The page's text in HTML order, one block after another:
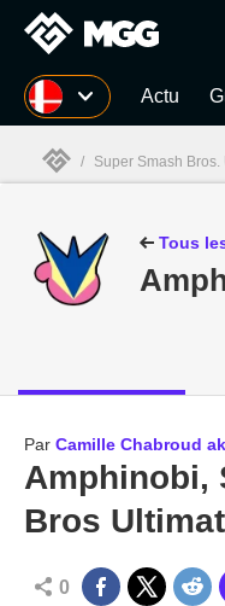
MGG Actu
MGG
/ Super Smash Bros.
Tous
Par Camille Chabroud
Amphinobi,
Bros
0